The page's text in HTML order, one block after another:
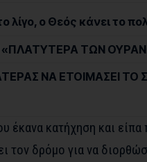
ο Θεός κάνει το
«ΠΛΑΤΥΤΕΡΑ ΤΩΝ
ΝΑ ΕΤΟΙΜΑΣΕΙ ΤΟ
έκανα κατήχηση και είπα
τον δρόμο για να